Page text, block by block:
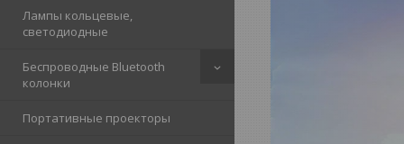
Лампы кольцевые,
светодиодные
Беспроводные Bluetooth
колонки
Портативные проекторы